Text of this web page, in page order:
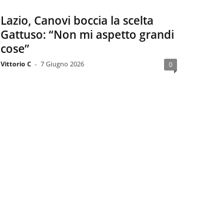
Lazio, Canovi boccia la scelta
Gattuso: “Non mi aspetto grandi
cose”
Vittorio C - 7 Giugno 2026 0